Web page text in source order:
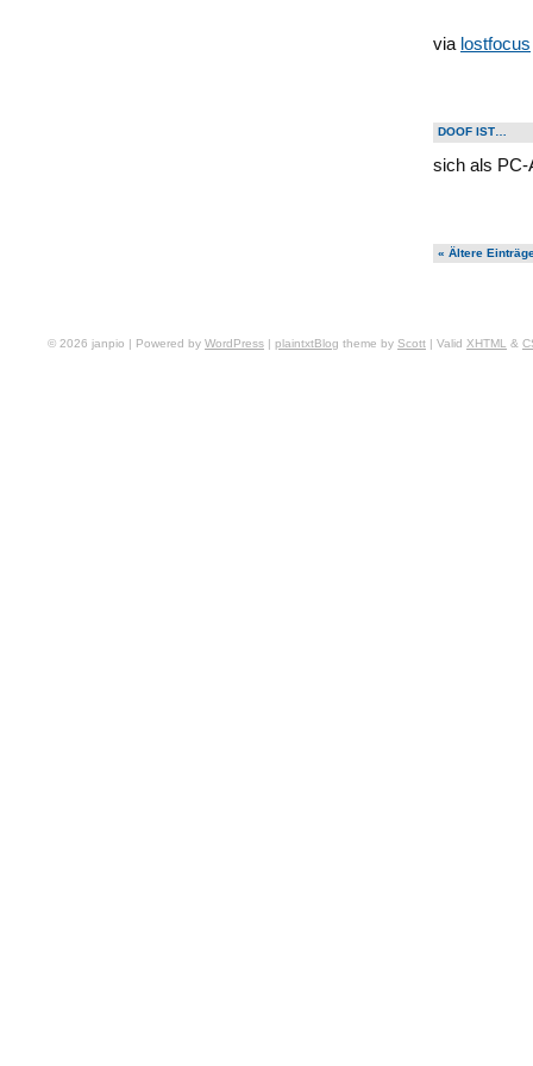
via lostfocus
DOOF IST…
sich als PC-
« Ältere
© 2026 janpio | Powered by WordPress plaintxtBlog theme by Scott | Valid XHTML &